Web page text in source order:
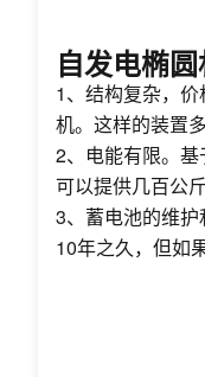
自发电椭
1、结构复杂，
机。这样的装置
2、电能有限。
可以提供几百公
3、蓄电池的维
10年之久，但如